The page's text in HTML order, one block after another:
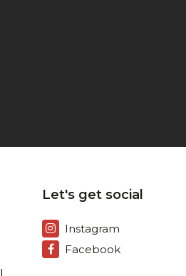
Let's get social
Instagram
Facebook